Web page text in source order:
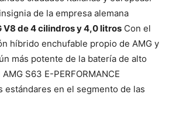
de la empresa alemana
V8 de 4 cilindros y 4,0 litros Con el
híbrido enchufable propio de AMG y
más potente de la batería de alto
S63 E-PERFORMANCE
estándares en el segmento de las